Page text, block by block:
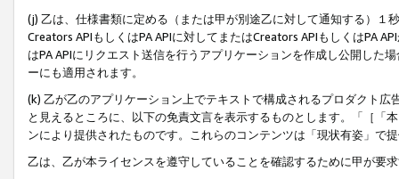
(j) 乙は、仕様書類に定める（または甲が別途乙に対して通知する）
Creators APIもしくはPA APIに対してまたはCreators APIもしくはPA
はPA APIにリクエスト送信を行うアプリケーションを作成し公開した
ーにも適用されます。
(k) 乙が乙のアプリケーション上でテキストで構成されるプロダクト
と見えるところに、以下の免責文言を表示するものとします。「［「
ンにより提供されたものです。これらのコンテンツは「現状有姿」で
乙は、乙が本ライセンスを遵守していることを確認するために甲が要